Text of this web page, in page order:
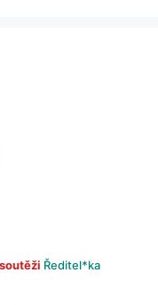
Ředitel*ka